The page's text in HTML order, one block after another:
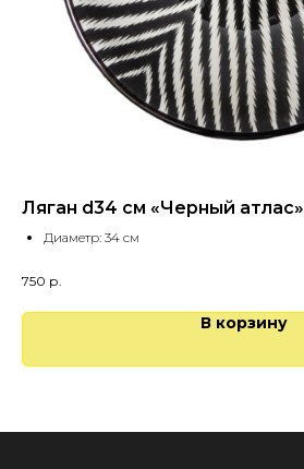
Ляган d34 см «Черный атлас»
Диаметр: 34 см
750 р.
В корзину